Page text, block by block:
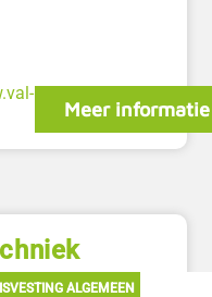
Meer informatie
ALGEMEEN